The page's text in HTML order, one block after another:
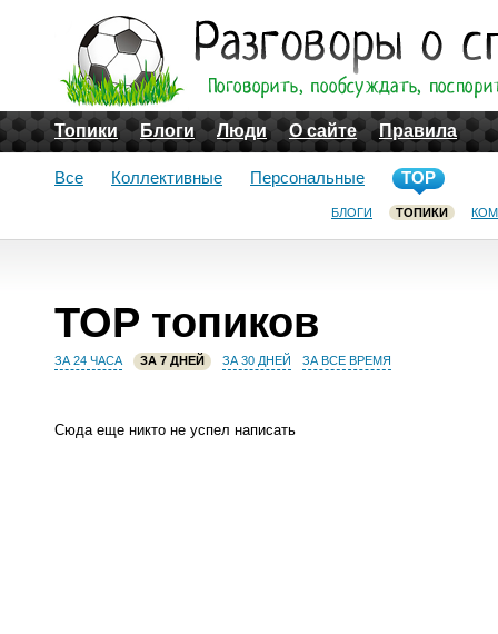
Топики Блоги Люди О сайте Правила
Все Коллективные Персональные TOP
БЛОГИ ТОПИКИ
TOP топиков
ЗА 24 ЧАСА ЗА 7 ДНЕЙ ЗА 30 ДНЕЙ ЗА ВСЕ ВРЕМЯ
Сюда еще никто не успел написать